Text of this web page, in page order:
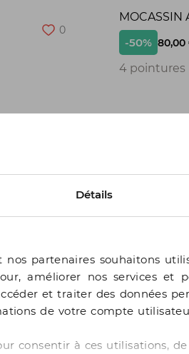
Détails
partenaires souhaitons
améliorer nos services et
et traiter des données
de votre compte
consentir à ces utilisations,
0
MOCASSIN
-50% 80,00
4 pointures
ERAM